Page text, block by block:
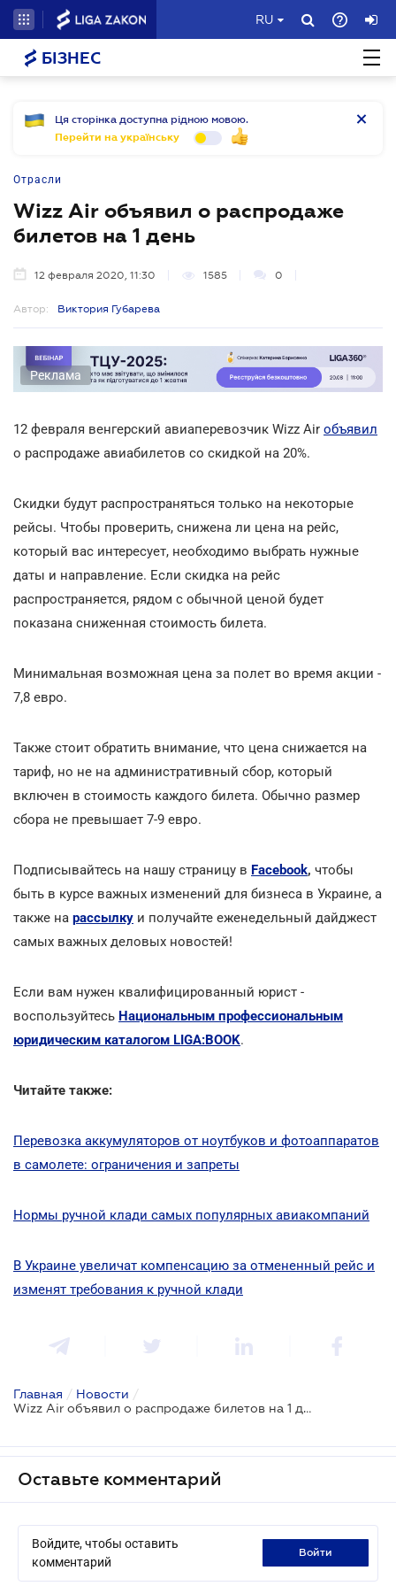
RU
БІЗНЕС
Ця сторінка доступна рідною мовою.
Перейти на українську
Отрасли
Wizz Air объявил о распродаже
билетов на 1 день
12 февраля 2020, 11:30 1585 0
Автор: Виктория Губарева
Реклама
12 февраля венгерский авиаперевозчик Wizz Air объявил
о распродаже авиабилетов со скидкой на 20%.
Скидки будут распространяться только на некоторые
рейсы. Чтобы проверить, снижена ли цена на рейс,
который вас интересует, необходимо выбрать нужные
даты и направление. Если скидка на рейс
распространяется, рядом с обычной ценой будет
показана сниженная стоимость билета.
Минимальная возможная цена за полет во время акции -
7,8 евро.
Также стоит обратить внимание, что цена снижается на
тариф, но не на административный сбор, который
включен в стоимость каждого билета. Обычно размер
сбора не превышает 7-9 евро.
Подписывайтесь на нашу страницу в Facebook, чтобы
быть в курсе важных изменений для бизнеса в Украине, а
также на рассылку и получайте еженедельный дайджест
самых важных деловых новостей!
Если вам нужен квалифицированный юрист -
воспользуйтесь Национальным профессиональным
юридическим каталогом LIGA:BOOK.
Читайте также:
Перевозка аккумуляторов от ноутбуков и фотоаппаратов
в самолете: ограничения и запреты
Нормы ручной клади самых популярных авиакомпаний
В Украине увеличат компенсацию за отмененный рейс и
изменят требования к ручной клади
Главная / Новости /
Wizz Air объявил о распродаже билетов на 1 день
Оставьте комментарий
Войдите, чтобы оставить
комментарий
войти